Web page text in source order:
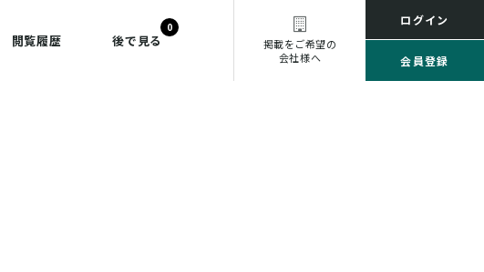
閲覧履歴 後で見る
0
掲載をご希望の
会社様へ
ログイン
会員登録